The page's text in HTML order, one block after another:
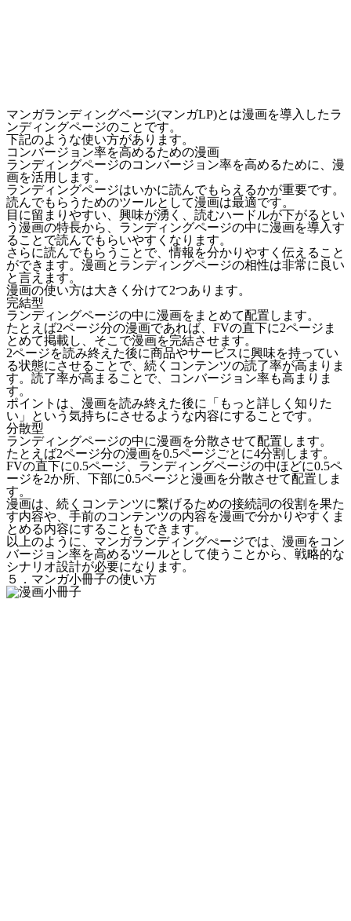
マンガランディングページ(マンガLP)とは漫画を導入したラ
ンディングページのことです。
下記のような使い方があります。
コンバージョン率を高めるための漫画
ランディングページのコンバージョン率を高めるために、漫
画を活用します。
ランディングページはいかに読んでもらえるかが重要です。
読んでもらうためのツールとして漫画は最適です。
目に留まりやすい、興味が湧く、読むハードルが下がるとい
う漫画の特長から、ランディングページの中に漫画を導入す
ることで読んでもらいやすくなります。
さらに読んでもらうことで、情報を分かりやすく伝えること
ができます。漫画とランディングページの相性は非常に良い
と言えます。
漫画の使い方は大きく分けて2つあります。
完結型
ランディングページの中に漫画をまとめて配置します。
たとえば2ページ分の漫画であれば、FVの直下に2ページま
とめて掲載し、そこで漫画を完結させます。
2ページを読み終えた後に商品やサービスに興味を持ってい
る状態にさせることで、続くコンテンツの読了率が高まりま
す。読了率が高まることで、コンバージョン率も高まりま
す。
ポイントは、 漫画を読み終えた後に「もっと詳しく知りた
い」という気持ちにさせる ような内容にすることです。
分散型
ランディングページの中に漫画を分散させて配置します。
たとえば2ページ分の漫画を0.5ページごとに4分割します。
FVの直下に0.5ページ、ランディングページの中ほどに0.5ペ
ージを2か所、下部に0.5ページと漫画を分散させて配置しま
す。
漫画は、続くコンテンツに繋げるための接続詞の役割を果た
す内容や、手前のコンテンツの内容を漫画で分かりやすくま
とめる内容にすることもできます。
以上のように、マンガランディングぺージでは、漫画をコン
バージョン率を高めるツールとして使うことから、戦略的な
シナリオ設計が必要になります。
５．マンガ小冊子の使い方